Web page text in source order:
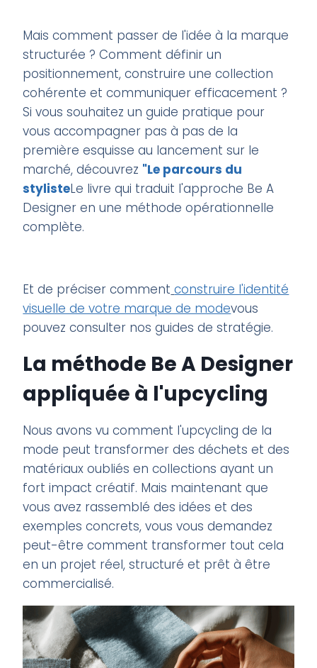
Mais comment passer de l'idée à la marque
structurée ? Comment définir un
positionnement, construire une collection
cohérente et communiquer efficacement ?
Si vous souhaitez un guide pratique pour
vous accompagner pas à pas de la
première esquisse au lancement sur le
marché, découvrez "Le parcours du
stylisteLe livre qui traduit l'approche Be A
Designer en une méthode opérationnelle
complète.
Et de préciser comment construire l'identité
visuelle de votre marque de modevous
pouvez consulter nos guides de stratégie.
La méthode Be A Designer
appliquée à l'upcycling
Nous avons vu comment l'upcycling de la
mode peut transformer des déchets et des
matériaux oubliés en collections ayant un
fort impact créatif. Mais maintenant que
vous avez rassemblé des idées et des
exemples concrets, vous vous demandez
peut-être comment transformer tout cela
en un projet réel, structuré et prêt à être
commercialisé.